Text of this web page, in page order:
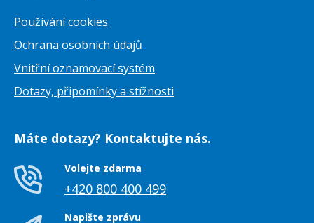
Používání cookies
Ochrana osobních údajů
Vnitřní oznamovací systém
Dotazy, připomínky a stížnosti
Máte dotazy? Kontaktujte nás.
Volejte zdarma
+420 800 400 499
Napište zprávu